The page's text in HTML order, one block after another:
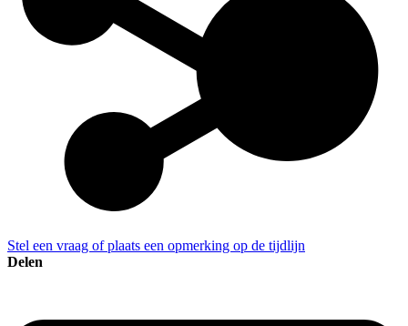
Stel een vraag of plaats een opmerking op de tijdlijn
Delen